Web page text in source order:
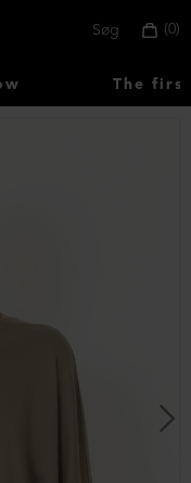
0
Søg
The first